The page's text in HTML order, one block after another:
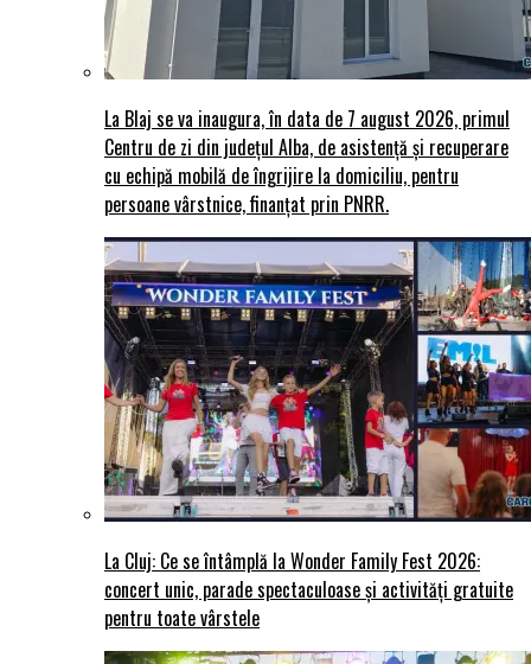
La Blaj se va inaugura, în data de 7 august 2026, primul
Centru de zi din județul Alba, de asistență și recuperare
cu echipă mobilă de îngrijire la domiciliu, pentru
persoane vârstnice, finanțat prin PNRR.
La Cluj: Ce se întâmplă la Wonder Family Fest 2026:
concert unic, parade spectaculoase și activități gratuite
pentru toate vârstele